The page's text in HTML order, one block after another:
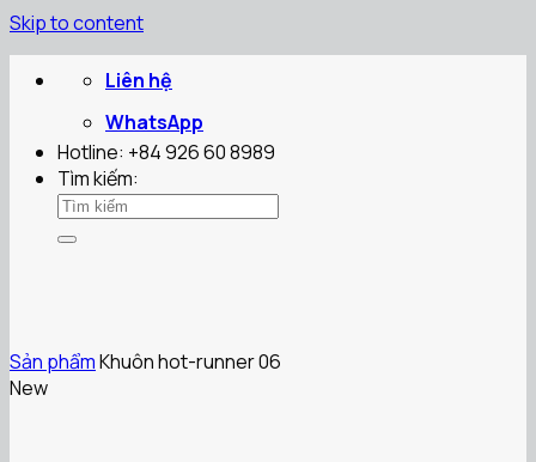
Skip to content
Liên hệ
WhatsApp
Hotline: +84 926 60 8989
Tìm kiếm:
Sản phẩmKhuôn hot-runner 06
New